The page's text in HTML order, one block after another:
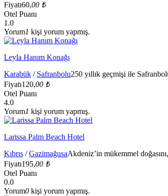
Fiyatı60,00 ₺
Otel Puanı
1.0
Yorum1 kişi yorum yapmış.
Leyla Hanım Konağı
Karabük / Safranbolu250 yıllık geçmişi ile
Fiyatı120,00 ₺
Otel Puanı
4.0
Yorum1 kişi yorum yapmış.
Larissa Palm Beach Hotel
Kıbrıs /GazimağusaAkdeniz’in mükemmel
Fiyatı195,00 ₺
Otel Puanı
0.0
Yorum0 kişi yorum yapmış.